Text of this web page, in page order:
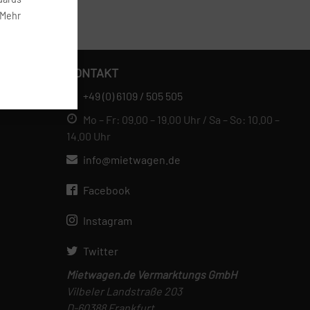
KONTAKT
+49 (0) 6109 / 505 505
Mo – Fr: 09.00 – 19.00 Uhr / Sa – So: 10.00 –
14.00 Uhr
info@mietwagen.de
Facebook
Instagram
Twitter
Mietwagen.de Vermarktungs GmbH
Vilbeler Landstraße 203